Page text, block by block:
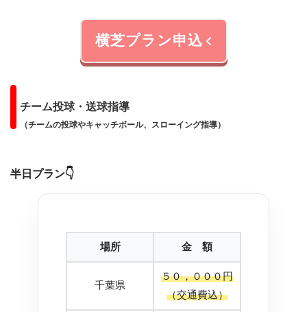
横芝プラン申込
チーム投球・送球指導
（チームの投球やキャッチボール、スローイング指導）
半日プラン👇
場所 金 額
千葉県
５０，０００円
（交通費込）